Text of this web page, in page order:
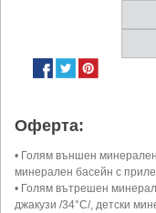
Оферта:
• Голям външен
минерален басейн с
• Голям вътрешен
джакузи /34°C/, детски